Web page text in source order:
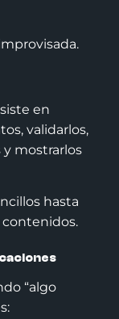
en
validarlos,
y mostrarlos
hasta
contenidos.
“algo